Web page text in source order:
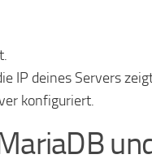
IP deines Servers
konfiguriert.